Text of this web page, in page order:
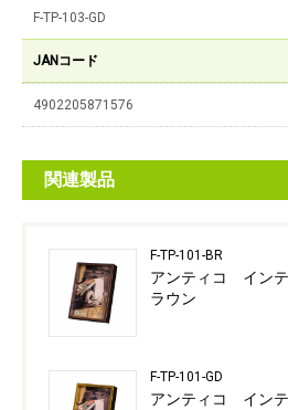
F-TP-103-GD
JANコード
4902205871576
関連製品
F-TP-101-BR
アンティコ イン
ラウン
F-TP-101-GD
アンティコ イン